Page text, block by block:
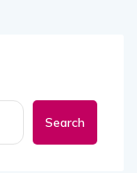
Search